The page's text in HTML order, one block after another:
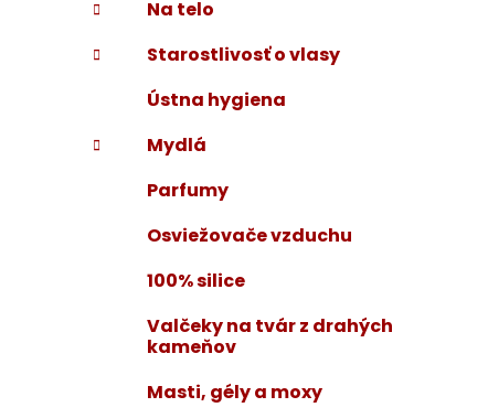
Na telo
Starostlivosť o vlasy
Ústna hygiena
Mydlá
Parfumy
Osviežovače vzduchu
100% silice
Valčeky na tvár z drahých
kameňov
Masti, gély a moxy